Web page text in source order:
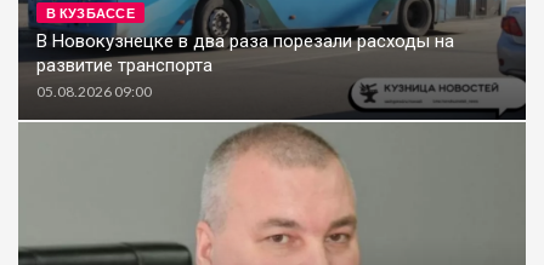
В КУЗБАССЕ
В Новокузнецке в два раза порезали расходы на
развитие транспорта
05.08.2026 09:00